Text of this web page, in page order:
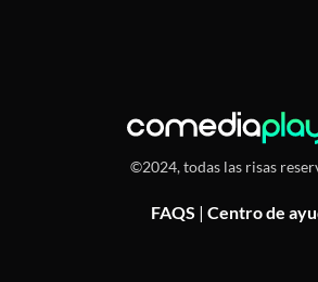
©2024, todas las risas
FAQS | Centro de